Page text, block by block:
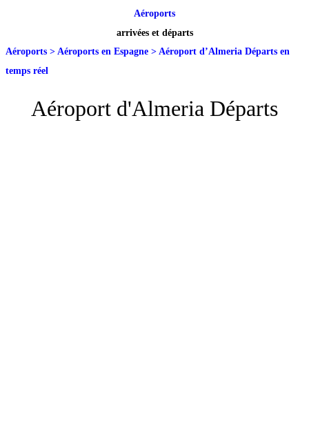
Aéroports
arrivées et départs
Aéroports > Aéroports en Espagne > Aéroport d’Almeria Départs en
temps réel
Aéroport d'Almeria Départs